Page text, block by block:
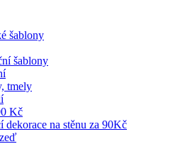
šablony
šablony
tmely
Kč
dekorace na stěnu za 90Kč